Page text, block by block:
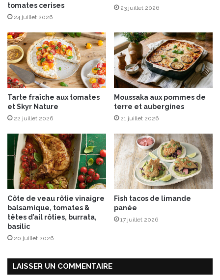
n
d
z
-
v
o
u
s
p
o
u
r
e
É
d
i
d
tomates cerises
24 juillet 2026
23 juillet 2026
Tarte fraîche aux tomates
et Skyr Nature
22 juillet 2026
Moussaka aux pommes de
terre et aubergines
21 juillet 2026
Côte de veau rôtie vinaigre
balsamique, tomates &
têtes d’ail rôties, burrata,
basilic
20 juillet 2026
Fish tacos de limande
panée
17 juillet 2026
LAISSER UN COMMENTAIRE